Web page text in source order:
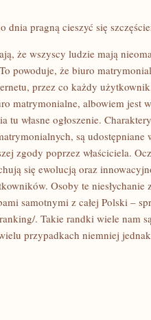
dnia pragną cieszyć się
że wszyscy ludzie mają
powoduje, że biuro
przez co każdy
matrymonialne, albowiem jest
własne ogłoszenie.
są udostępniane
zgody poprzez właściciela.
się ewolucją oraz
Osoby te niesłychanie
samotnymi z całej Polski –
. Takie randki wiele nam
przypadkach niemniej